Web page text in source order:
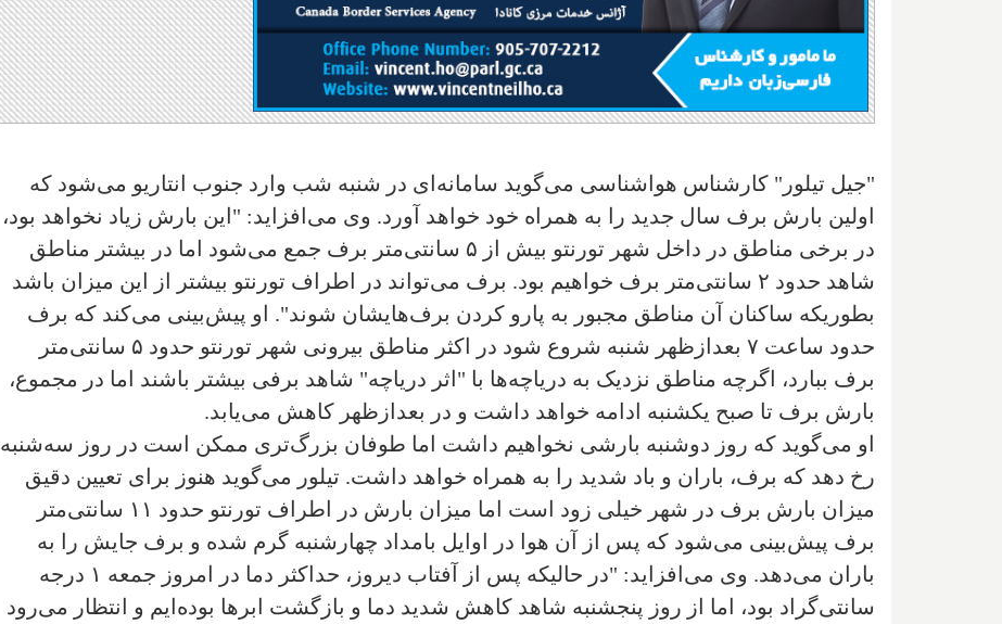
"جیل تیلور" کارشناس هواشناسی می‌گوید سامانه‌ای در شنبه شب وارد جنوب انتاریو می‌شود که
اولین بارش برف سال جدید را به همراه خود خواهد آورد. وی می‌افزاید: "این بارش زیاد نخواهد بود،
در برخی مناطق در داخل شهر تورنتو بیش از ۵ سانتی‌متر برف جمع می‌شود اما در بیشتر مناطق
شاهد حدود ۲ سانتی‌متر برف خواهیم بود. برف می‌تواند در اطراف تورنتو بیشتر از این میزان باشد
بطوریکه ساکنان آن مناطق مجبور به پارو کردن برف‌هایشان شوند". او پیش‌بینی می‌کند که برف
حدود ساعت ۷ بعدازظهر شنبه شروع شود در اکثر مناطق بیرونی شهر تورنتو حدود ۵ سانتی‌متر
برف ببارد، اگرچه مناطق نزدیک به دریاچه‌ها با "اثر دریاچه" شاهد برفی بیشتر باشند اما در مجموع،
بارش برف تا صبح یکشنبه ادامه خواهد داشت و در بعدازظهر کاهش می‌یابد.
او می‌گوید که روز دوشنبه بارشی نخواهیم داشت اما طوفان بزرگ‌تری ممکن است در روز سه‌شنبه
رخ دهد که برف، باران و باد شدید را به همراه خواهد داشت. تیلور می‌گوید هنوز برای تعیین دقیق
میزان بارش برف در شهر خیلی زود است اما میزان بارش در اطراف تورنتو حدود ۱۱ سانتی‌متر
برف پیش‌بینی می‌شود که پس از آن هوا در اوایل بامداد چهارشنبه گرم شده و برف جایش را به
باران می‌دهد. وی می‌افزاید: "در حالیکه پس از آفتاب دیروز، حداکثر دما در امروز جمعه ۱ درجه
سانتی‌گراد بود، اما از روز پنجشنبه شاهد کاهش شدید دما و بازگشت ابرها بوده‌ایم و انتظار می‌رود